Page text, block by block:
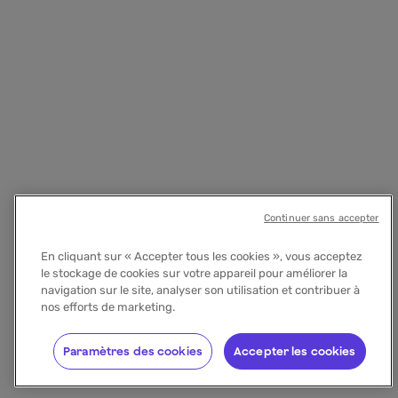
En cliquant sur « Accepter tous les cookies », vous acceptez
le stockage de cookies sur votre appareil pour améliorer la
navigation sur le site, analyser son utilisation et contribuer à
nos efforts de marketing.
Accepter les cookies
Paramètres des cookies
Continuer sans accepter